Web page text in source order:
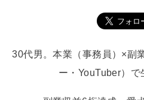
30代男。本業（事務員）×副
ー・YouTuber）で